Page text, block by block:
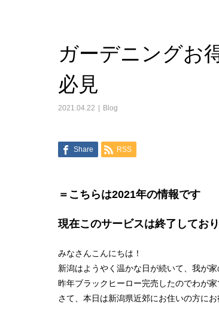
ガーデニングお
必見
2021.04.22 Blog
Share RSS
＝こちらは2021年の情報です
現在このサービスは終了してお
みなさんこんにちは！
新潟はようやく温かな日が続いて、我が
昨年ブラックヒーロー完売したのでわが
さて、本日は新潟県近郊にお住いの方に